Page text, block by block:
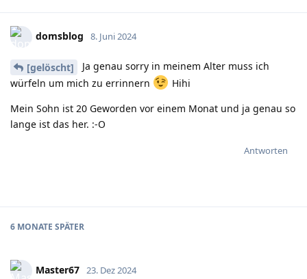
domsblog 8. Juni 2024
[gelöscht]
Ja genau sorry in meinem Alter muss ich
würfeln um mich zu errinnern
Hihi
Mein Sohn ist 20 Geworden vor einem Monat und ja genau so
lange ist das her. :-O
Antworten
6 MONATE SPÄTER
Master67 23. Dez 2024